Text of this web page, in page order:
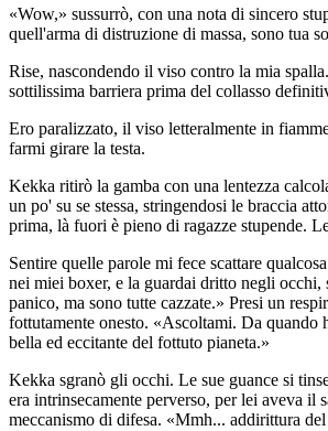
«Wow,» sussurrò, con una nota di sincero
quell'arma di distruzione di massa, sono tua
Rise, nascondendo il viso contro la mia
sottilissima barriera prima del collasso
Ero paralizzato, il viso letteralmente in
farmi girare la testa.
Kekka ritirò la gamba con una lentezza
un po' su se stessa, stringendosi le braccia
prima, là fuori è pieno di ragazze stupende.
Sentire quelle parole mi fece scattare
nei miei boxer, e la guardai dritto negli
panico, ma sono tutte cazzate.» Presi un
fottutamente onesto. «Ascoltami. Da quando
bella ed eccitante del fottuto pianeta.»
Kekka sgranò gli occhi. Le sue guance si
era intrinsecamente perverso, per lei aveva il
meccanismo di difesa. «Mmh... addirittura